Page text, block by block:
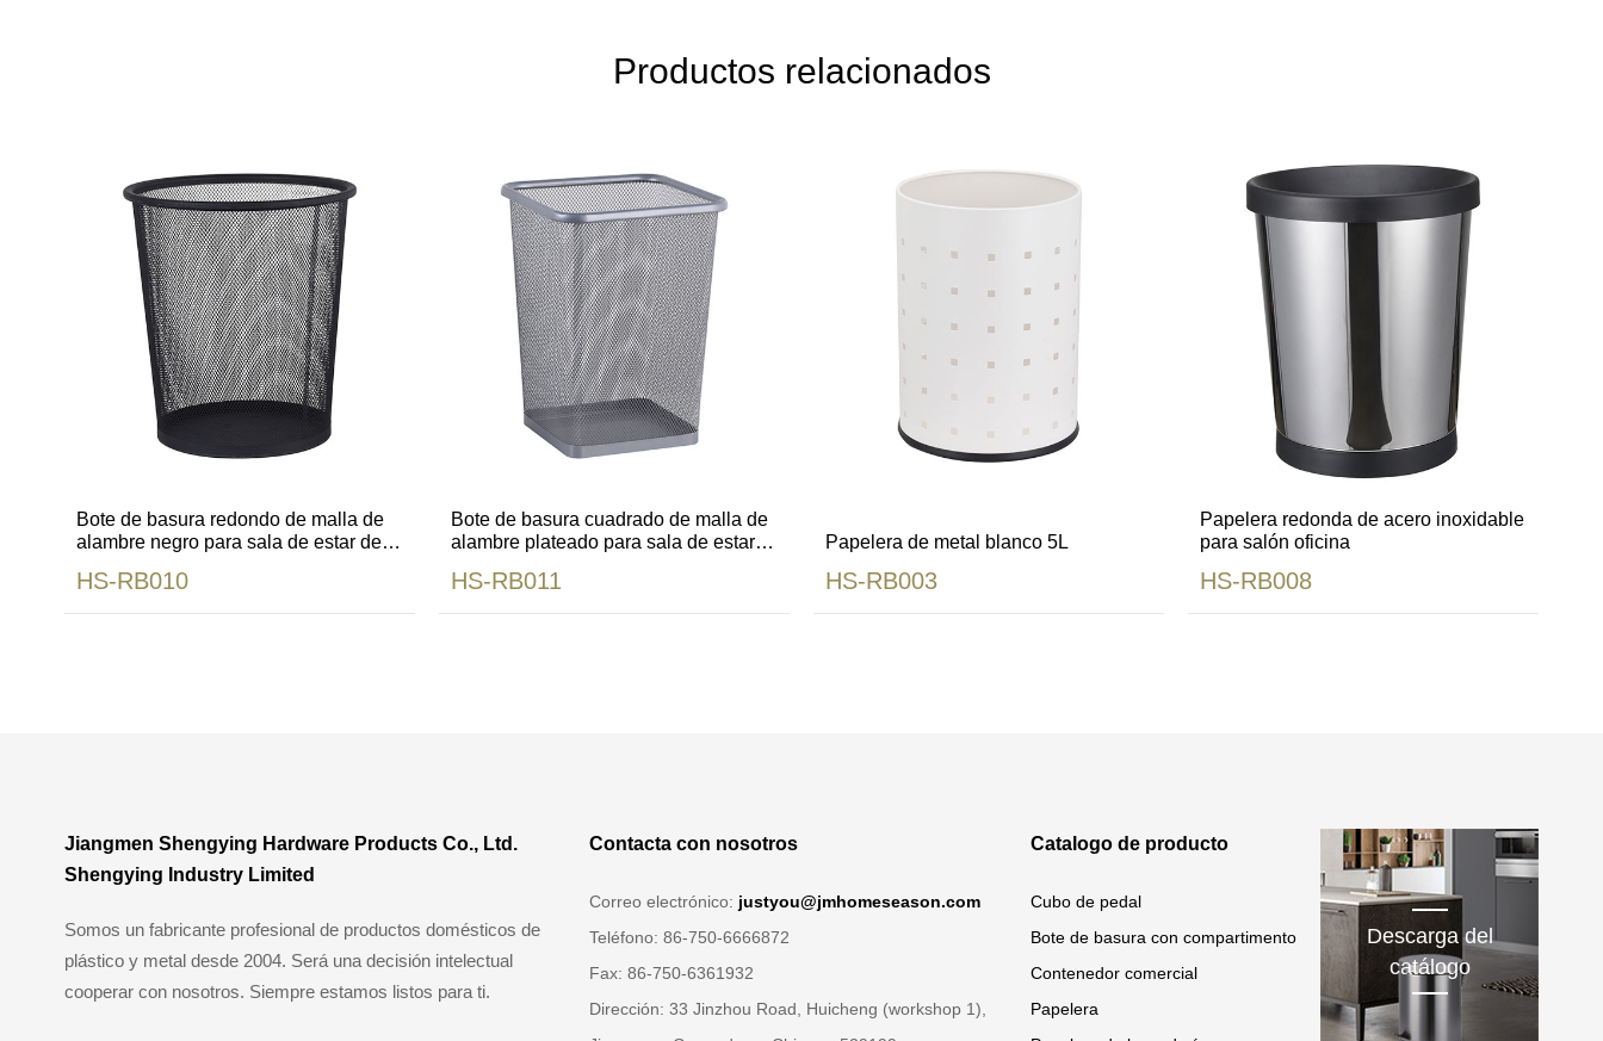
Productos relacionados
Bote de basura redondo de malla de
alambre negro para sala de estar de
HS-RB010
Bote de basura cuadrado de malla de
alambre plateado para sala de estar
HS-RB011
Papelera de metal blanco 5L
HS-RB003
Papelera redonda de acero inoxidable
para salón oficina
HS-RB008
Jiangmen Shengying Hardware Products Co., Ltd.
Shengying Industry Limited
Somos un fabricante profesional de productos domésticos de
plástico y metal desde 2004. Será una decisión intelectual
cooperar con nosotros. Siempre estamos listos para ti.
Contacta con nosotros
Correo electrónico: justyou@jmhomeseason.com
Teléfono: 86-750-6666872
Fax: 86-750-6361932
Dirección: 33 Jinzhou Road, Huicheng (workshop 1),
Catalogo de producto
Cubo de pedal
Bote de basura con compartimento
Contenedor comercial
Papelera
Descarga del
catálogo